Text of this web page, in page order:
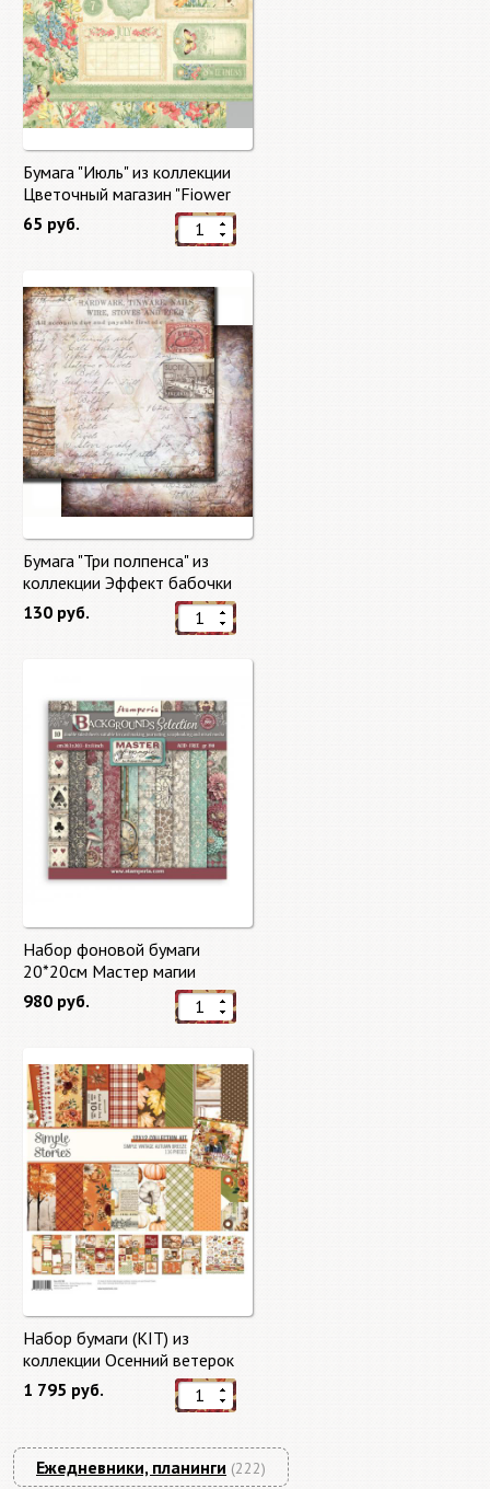
Бумага "Июль" из коллекции
Цветочный магазин "Fiower
Market"
65 руб.
Бумага "Три полпенса" из
коллекции Эффект бабочки
"Butterfly Effect"
130 руб.
Набор фоновой бумаги
20*20см Мастер магии
"Master of Magic" 10 листов +
бонус от Stamperia
980 руб.
Набор бумаги (KIT) из
коллекции Осенний ветерок
"Autumn Breeze"
1 795 руб.
Ежедневники, планинги (222)